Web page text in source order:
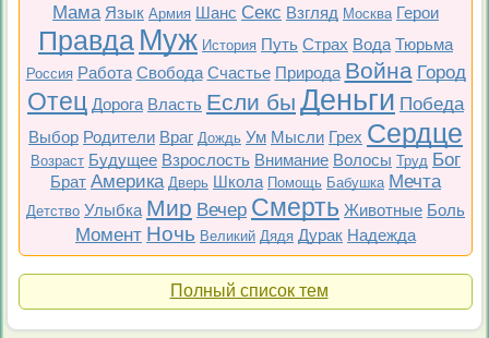
Мама Язык Армия Шанс Секс Взгляд Москва Герои
Правда Муж История Путь Страх Вода Тюрьма
Россия Работа Свобода Счастье Природа Война Город
Отец Дорога Власть Если бы Деньги Победа
Выбор Родители Враг Дождь Ум Мысли Грех Сердце
Возраст Будущее Взрослость Внимание Волосы Труд Бог
Брат Америка Дверь Школа Помощь Бабушка Мечта
Детство Улыбка Мир Вечер Смерть Животные Боль
Момент Ночь Великий Дядя Дурак Надежда
Полный список тем